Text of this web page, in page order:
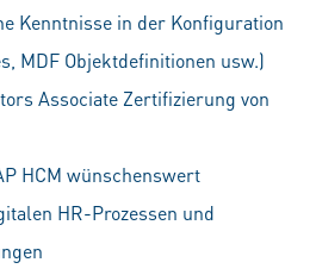
Kenntnisse in der Konfiguration
MDF Objektdefinitionen usw.)
Associate Zertifizierung von
HCM wünschenswert
HR-Prozessen und